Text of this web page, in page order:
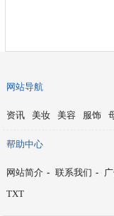
网站导航
资讯 美妆 美容 服饰
帮助中心
网站简介 - 联系我们 -
TXT